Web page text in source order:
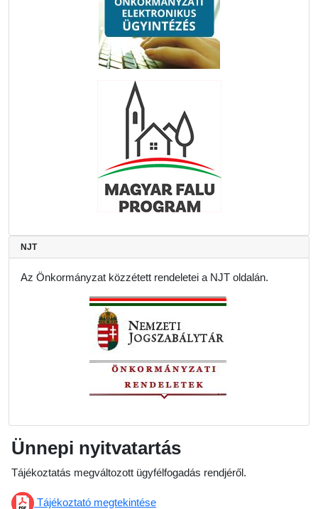
NJT
Az Önkormányzat közzétett rendeletei a NJT oldalán.
Ünnepi nyitvatartás
Tájékoztatás megváltozott ügyfélfogadás rendjéről.
Tájékoztató megtekintése